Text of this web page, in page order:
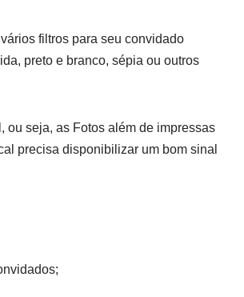
filtros para seu convidado
preto e branco, sépia ou outros
ou seja, as Fotos além de impressas
precisa disponibilizar um bom sinal